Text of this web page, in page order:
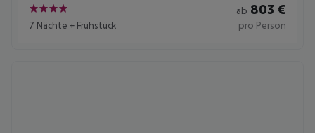
4
7 Nächte + Frühstück
ab 803 €
pro Person